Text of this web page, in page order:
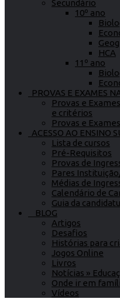
Secundário
10º ano
HCA
11º ano
PROVAS E EXAMES
Provas e
e critérios
Provas e
ACESSO AO ENSINO
Lista de cursos
Pré-Requisitos
Provas de
Pares
Médias de
Calendário de
Guia da
BLOG
Artigos
Desafios
Histórias para
Jogos Online
Livros
Notícias »
Onde ir em
Vídeos